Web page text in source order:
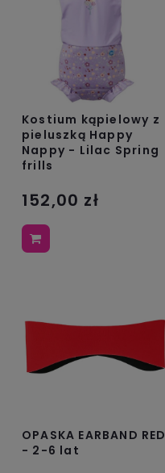
Kostium kąpielowy z
pieluszką Happy
Nappy - Lilac Spring
frills
152,00 zł
OPASKA EARBAND RED
- 2-6 lat